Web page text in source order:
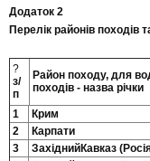
Додаток 2
Перелік районів походів
?
з/
п
Район походу, для
походів - назва річки
1
Крим
2
Карпати
3
ЗахіднийКавказ